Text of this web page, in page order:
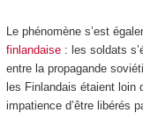
Le phénomène s’est
finlandaise: les soldats
entre la propagande
les Finlandais étaient loin
impatience d’être libérés